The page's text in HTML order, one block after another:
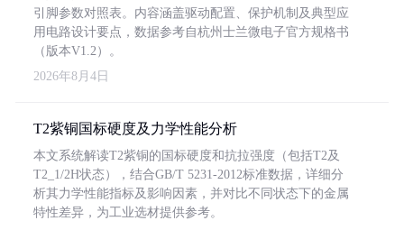
引脚参数对照表。内容涵盖驱动配置、保护机制及典型应
用电路设计要点，数据参考自杭州士兰微电子官方规格书
（版本V1.2）。
2026年8月4日
T2紫铜国标硬度及力学性能分析
本文系统解读T2紫铜的国标硬度和抗拉强度（包括T2及
T2_1/2H状态），结合GB/T 5231-2012标准数据，详细分
析其力学性能指标及影响因素，并对比不同状态下的金属
特性差异，为工业选材提供参考。